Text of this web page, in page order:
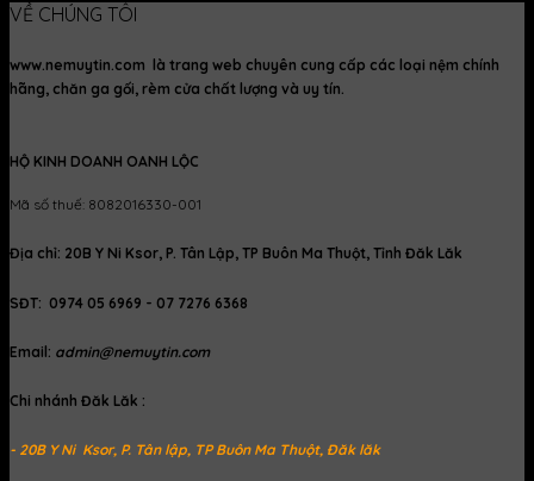
VỀ CHÚNG TÔI
www.nemuytin.com là trang web chuyên cung cấp các loại nệm chính
hãng, chăn ga gối, rèm cửa chất lượng và uy tín.
HỘ KINH DOANH OANH LỘC
Mã số thuế: 8082016330-001
Địa chỉ: 20B Y Ni Ksor, P. Tân Lập, TP Buôn Ma Thuột, Tỉnh Đăk Lăk
SĐT: 0974 05 6969 - 07 7276 6368
Email: admin@nemuytin.com
Chi nhánh Đăk Lăk :
- 20B Y Ni Ksor, P. Tân lập, TP Buôn Ma Thuột, Đăk lăk